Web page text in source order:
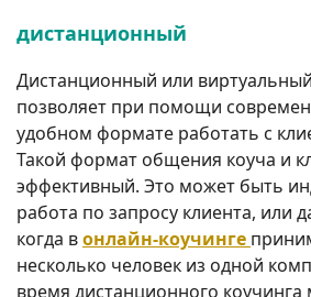
дистанционный
Дистанционный или
позволяет при помощи
удобном формате работать с
Такой формат общения коуча и
эффективный. Это может быть
работа по запросу клиента, или
когда вонлайн-коучинге
несколько человек из одной
время дистанционного